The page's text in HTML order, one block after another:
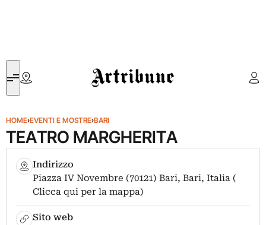
Artribune
HOME›EVENTI E MOSTRE›BARI
TEATRO MARGHERITA
Indirizzo
Piazza IV Novembre (70121) Bari, Bari, Italia (
Clicca qui per la mappa)
Sito web